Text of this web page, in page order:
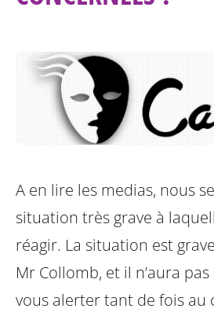
A en lire les medias, nous
situation très grave à
réagir. La situation est
Mr Collomb, et il n’aura
vous alerter tant de fois au